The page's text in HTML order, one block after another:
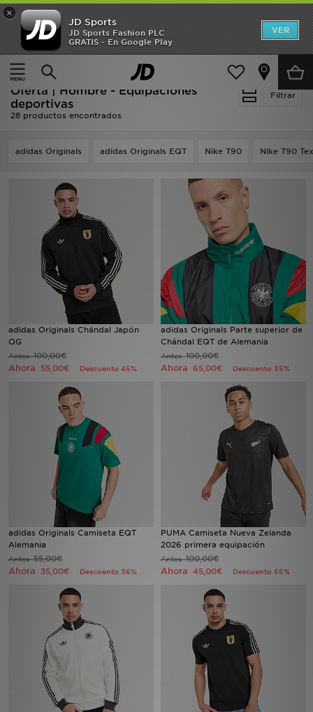
×
JD Sports
JD Sports Fashion PLC
GRATIS - En Google Play
VER
Página principal
Hombre
Ropa de hombre
Filtrar
Oferta | Hombre - Equipaciones
deportivas
28 productos encontrados
adidas Originals adidas Originals EQT Nike T90 Nike T90
adidas Originals Chándal Japón
OG
Antes100,00€
Ahora 55,00€ Descuento 45%
adidas Originals Parte superior de
Chándal EQT de Alemania
Antes100,00€
Ahora 65,00€ Descuento 35%
adidas Originals Camiseta EQT
Alemania
Antes55,00€
Ahora 35,00€ Descuento 36%
PUMA Camiseta Nueva Zelanda
2026 primera equipación
Antes100,00€
Ahora 45,00€ Descuento 55%
Hombre
Mujer
Niños
Accesorios
Estilo
Ver Marcas
Deportes & Fitness
JD Fútbol
Ofertas
TARJETA REGALO
MI JD